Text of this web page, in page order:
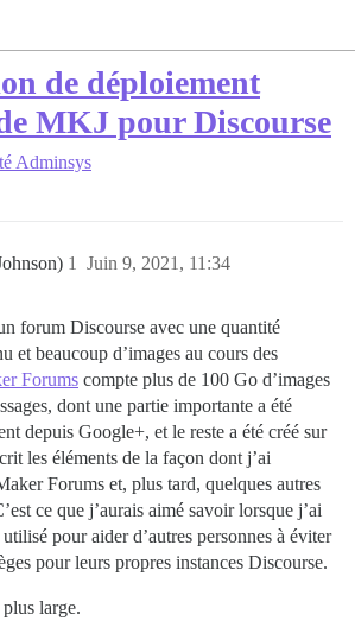
de déploiement
MKJ pour Discourse
Adminsys
Juin 9, 2021, 11:34
1
forum Discourse avec une quantité
et beaucoup d’images au cours des
Forums compte plus de 100 Go d’images
dont une partie importante a été
depuis Google+, et le reste a été créé sur
les éléments de la façon dont j’ai
Forums et, plus tard, quelques autres
ce que j’aurais aimé savoir lorsque j’ai
pour aider d’autres personnes à éviter
pour leurs propres instances Discourse.
large.